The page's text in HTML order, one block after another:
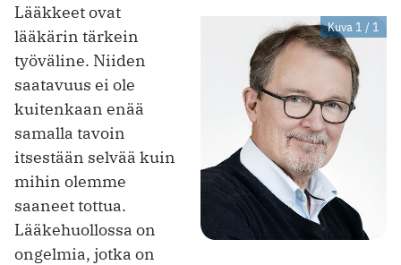
Kuva 1 / 1
Lääkkeet ovat
lääkärin tärkein
työväline. Niiden
saatavuus ei ole
kuitenkaan enää
samalla tavoin
itsestään selvää kuin
mihin olemme
saaneet tottua.
Lääkehuollossa on
ongelmia, jotka on